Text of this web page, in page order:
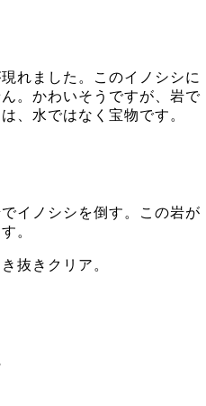
れました。このイノシシに
。かわいそうですが、岩で
、水ではなく宝物です。
イノシシを倒す。この岩が
。
抜きクリア。